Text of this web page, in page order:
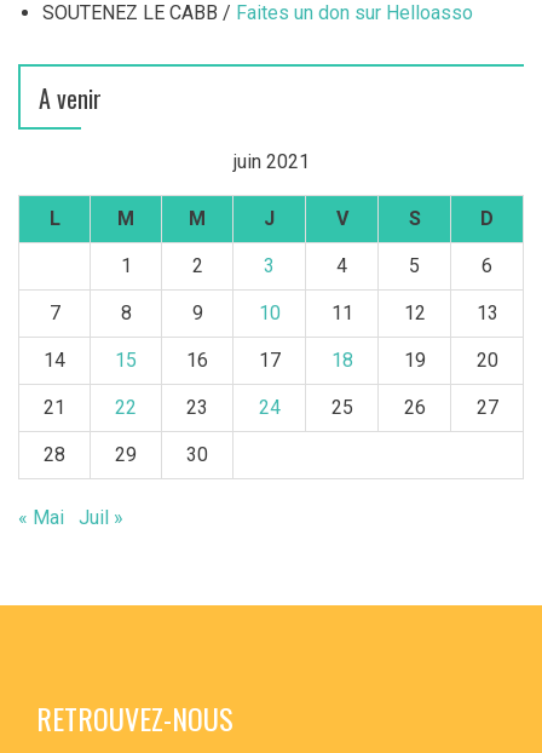
SOUTENEZ LE CABB / Faites un don sur Helloasso
A venir
juin 2021
L M M J V S D
1 2 3 4 5 6
7 8 9 10 11 12 13
14 15 16 17 18 19 20
21 22 23 24 25 26 27
28 29 30
« Mai Juil »
RETROUVEZ-NOUS